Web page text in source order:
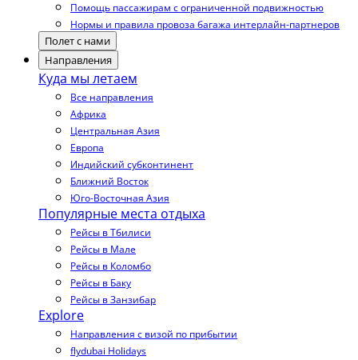
Помощь пассажирам с ограниченной подвижностью
Нормы и правила провоза багажа интерлайн-партнеров
Полет с нами
Направления
Куда мы летаем
Все направления
Африка
Центральная Азия
Европа
Индийский субконтинент
Ближний Восток
Юго-Восточная Азия
Популярные места отдыха
Рейсы в Тбилиси
Рейсы в Мале
Рейсы в Коломбо
Рейсы в Баку
Рейсы в Занзибар
Explore
Направления с визой по прибытии
flydubai Holidays